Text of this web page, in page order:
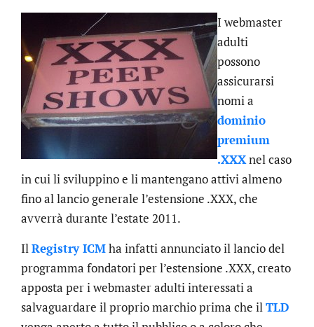
I webmaster
adulti
possono
assicurarsi
nomi a
dominio
premium
.XXXnel caso
in cui li sviluppino e li mantengano attivi almeno
fino al lancio generale l’estensione .XXX, che
avverrà durante l’estate 2011.
IlRegistry ICMha infatti annunciato il lancio del
programma fondatori per l’estensione .XXX, creato
apposta per i webmaster adulti interessati a
salvaguardare il proprio marchio prima che ilTLD